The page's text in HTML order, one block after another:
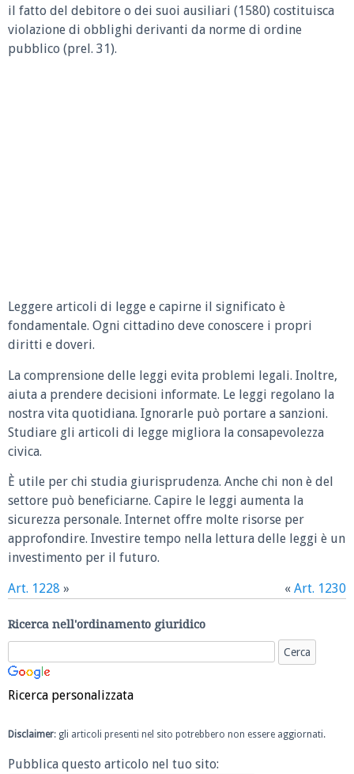
il fatto del debitore o dei suoi ausiliari (1580) costituisca
violazione di obblighi derivanti da norme di ordine
pubblico (prel. 31).
Leggere articoli di legge e capirne il significato è
fondamentale. Ogni cittadino deve conoscere i propri
diritti e doveri.
La comprensione delle leggi evita problemi legali. Inoltre,
aiuta a prendere decisioni informate. Le leggi regolano la
nostra vita quotidiana. Ignorarle può portare a sanzioni.
Studiare gli articoli di legge migliora la consapevolezza
civica.
È utile per chi studia giurisprudenza. Anche chi non è del
settore può beneficiarne. Capire le leggi aumenta la
sicurezza personale. Internet offre molte risorse per
approfondire. Investire tempo nella lettura delle leggi è un
investimento per il futuro.
Art. 1228 » « Art. 1230
Ricerca nell'ordinamento giuridico
Ricerca personalizzata
Disclaimer: gli articoli presenti nel sito potrebbero non essere aggiornati.
Pubblica questo articolo nel tuo sito: